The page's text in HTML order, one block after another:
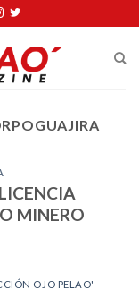
MINERO
OJO PELAO'